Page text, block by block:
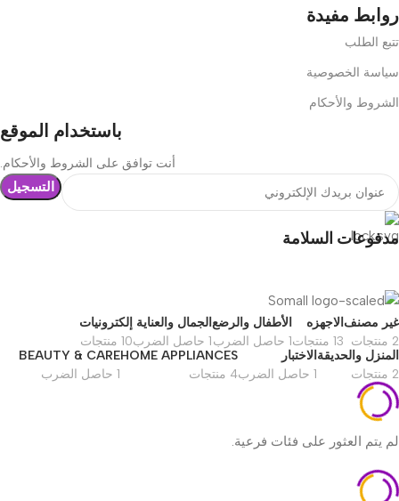
Samsung Samsung 1
روابط مفيدة
تتبع الطلب
سياسة الخصوصية
الشروط والأحكام
باستخدام الموقع
أنت توافق على الشروط والأحكام.
مدفوعات السلامة
غير مصنف
2 منتجات
الاجهزه
13 منتجات
الأطفال والرضع
1 حاصل الضرب
الجمال والعناية
1 حاصل الضرب
إلكترونيات
10 منتجات
المنزل والحديقة
2 منتجات
الاختبار
1 حاصل الضرب
HOME APPLIANCES
4 منتجات
BEAUTY & CARE
1 حاصل الضرب
لم يتم العثور على فئات فرعية.